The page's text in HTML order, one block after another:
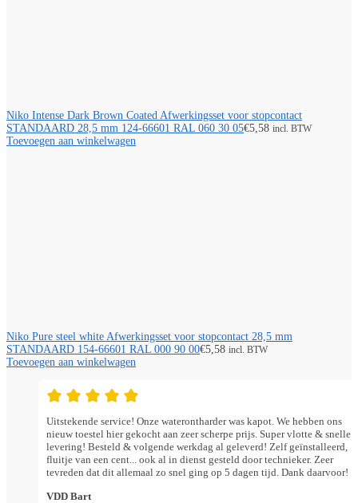
Niko Intense Dark Brown Coated Afwerkingsset voor stopcontact
STANDAARD 28,5 mm 124-66601 RAL 060 30 05€5,58 incl. BTW
Toevoegen aan winkelwagen
Niko Pure steel white Afwerkingsset voor stopcontact 28,5 mm
STANDAARD 154-66601 RAL 000 90 00€5,58 incl. BTW
Toevoegen aan winkelwagen
Uitstekende service! Onze waterontharder was kapot. We hebben ons
nieuw toestel hier gekocht aan zeer scherpe prijs. Super vlotte & snelle
levering! Besteld & volgende werkdag al geleverd! Zelf geïnstalleerd,
fluitje van een cent... ook al in dienst gesteld door technieker. Zeer
tevreden dat dit allemaal zo snel ging op 5 dagen tijd. Dank daarvoor!
VDD Bart